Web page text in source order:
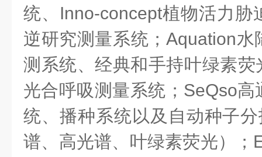
统、Inno-concept植物活力胁
逆研究测量系统；Aquation
测系统、经典和手持叶绿素
光合呼吸测量系统；SeQso
统、 播种系统以及自动种子
谱、高光谱、叶绿素荧光）；